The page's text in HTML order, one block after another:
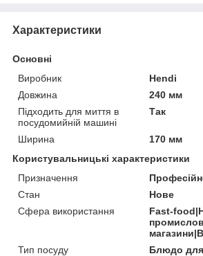
Характеристики
Основні
Виробник
Hendi
Довжина
240 мм
Підходить для миття в
посудомийній машині
Так
Ширина
170 мм
Користувальницькі характеристики
Призначення
Стан
Нове
Сфера використання
Fast-
Тип посуду
Блюдо